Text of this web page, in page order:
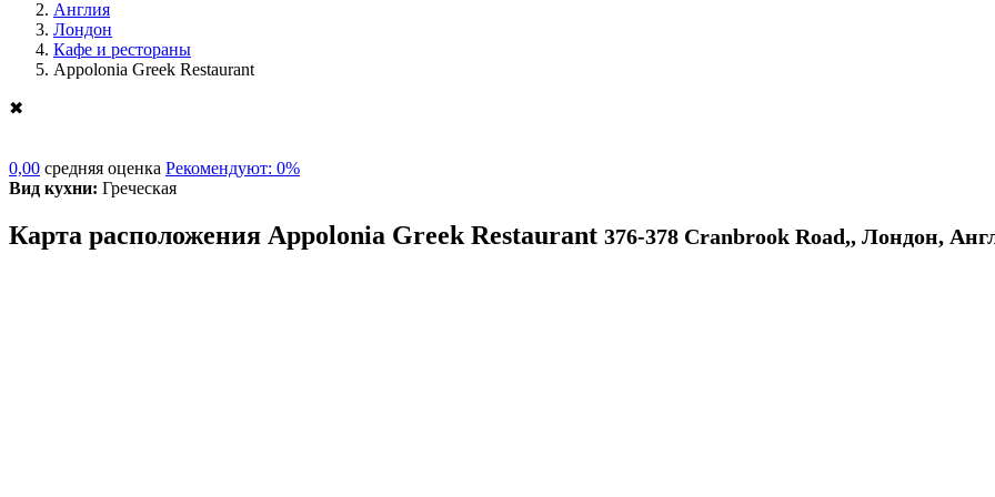
Англия
Лондон
Кафе и рестораны
Appolonia Greek Restaurant
✖
0,00 средняя оценка Рекомендуют: 0%
Вид кухни: Греческая
Карта расположения Appolonia Greek Restaurant 376-378 Cranbrook Road,, Лондон,